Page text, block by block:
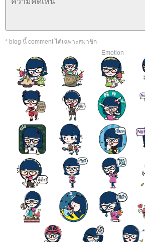
* blog นี้ comment ได้เฉพาะสมาชิก
Emotion